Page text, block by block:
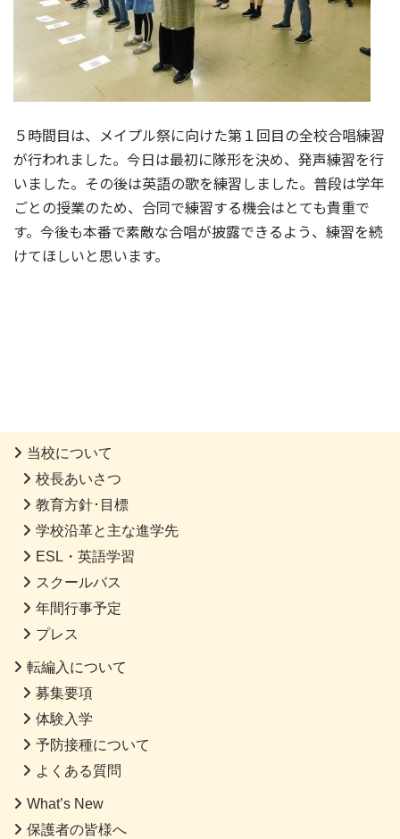
５時間目は、メイプル祭に向けた第１回目の全校合唱練習
が行われました。今日は最初に隊形を決め、発声練習を行
いました。その後は英語の歌を練習しました。普段は学年
ごとの授業のため、合同で練習する機会はとても貴重で
す。今後も本番で素敵な合唱が披露できるよう、練習を続
けてほしいと思います。
当校について
校長あいさつ
教育方針･目標
学校沿革と主な進学先
ESL・英語学習
スクールバス
年間行事予定
プレス
転編入について
募集要項
体験入学
予防接種について
よくある質問
What’s New
保護者の皆様へ